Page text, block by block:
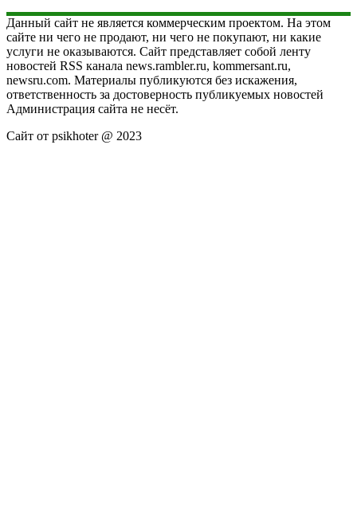
Данный сайт не является коммерческим проектом. На этом
сайте ни чего не продают, ни чего не покупают, ни какие
услуги не оказываются. Сайт представляет собой ленту
новостей RSS канала news.rambler.ru, kommersant.ru,
newsru.com. Материалы публикуются без искажения,
ответственность за достоверность публикуемых новостей
Администрация сайта не несёт.
Сайт от psikhoter @ 2023